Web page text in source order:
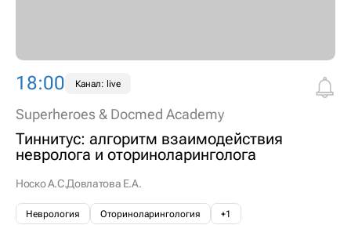
18:00 Канал: live
Superheroes & Docmed Academy
Тиннитус: алгоритм взаимодействия
невролога и оториноларинголога
Носко А.С.Довлатова Е.А.
Неврология Оториноларингология +1